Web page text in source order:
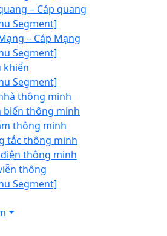
– Cáp quang
Segment]
– Cáp Mạng
Segment]
khiển
Segment]
thông minh
biến thông minh
thông minh
tắc thông minh
thông minh
thông
Segment]